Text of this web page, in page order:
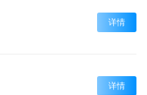
详情
详情